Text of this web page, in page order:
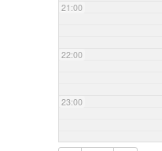
21:00
22:00
23:00